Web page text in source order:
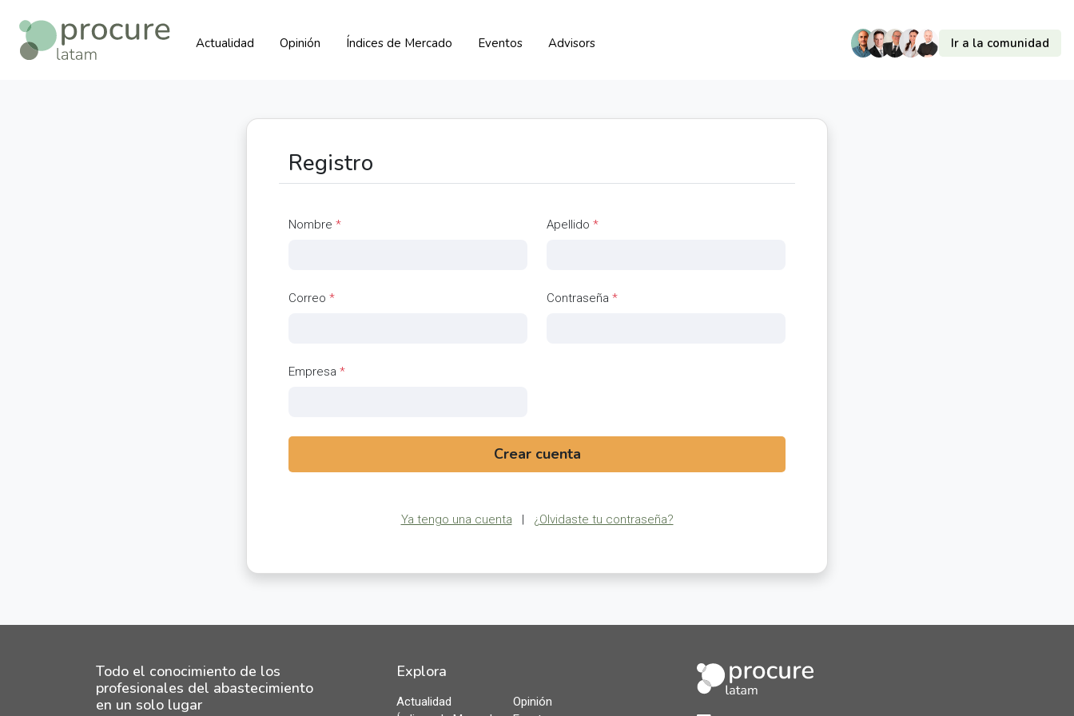
Actualidad Opinión Índices de Mercado Eventos Advisors Ir a la comunidad
Registro
Nombre * Apellido *
Correo * Contraseña *
Empresa *
Crear cuenta
Ya tengo una cuenta | ¿Olvidaste tu contraseña?
Todo el conocimiento de los
profesionales del abastecimiento
en un solo lugar
Explora
Actualidad
Opinión